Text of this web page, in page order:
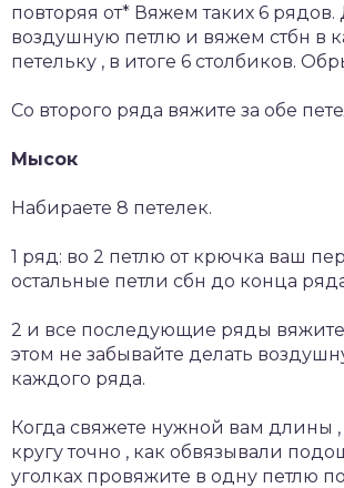
повторяя от* Вяжем таких 6 рядов.
воздушную петлю и вяжем стбн в
петельку , в итоге 6 столбиков.
Со второго ряда вяжите за обе
Мысок
Набираете 8 петелек.
1 ряд: во 2 петлю от крючка ваш
остальные петли сбн до конца
2 и все последующие ряды вяжите
этом не забывайте делать
каждого ряда.
Когда свяжете нужной вам длины
кругу точно , как обвязывали
уголках провяжите в одну петлю